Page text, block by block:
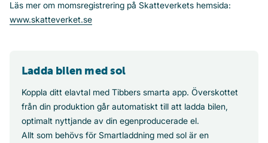
Läs mer om momsregistrering på Skatteverkets hemsida:
www.skatteverket.se
Ladda bilen med sol
Koppla ditt elavtal med Tibbers smarta app. Överskottet
från din produktion går automatiskt till att ladda bilen,
optimalt nyttjande av din egenproducerade el.
Allt som behövs för Smartladdning med sol är en